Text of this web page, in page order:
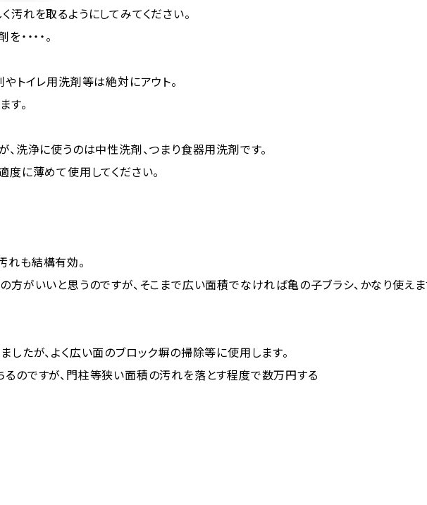
汚れを取るようにしてみてください。
・・・。
トイレ用洗剤等は絶対にアウト。
す。
、洗浄に使うのは中性洗剤、つまり食器用洗剤です。
度に薄めて使用してください。
も結構有効。
方がいいと思うのですが、そこまで広い面積でなければ亀の子ブラシ、かなり使えま
したが、よく広い面のブロック塀の掃除等に使用します。
のですが、門柱等狭い面積の汚れを落とす程度で数万円する